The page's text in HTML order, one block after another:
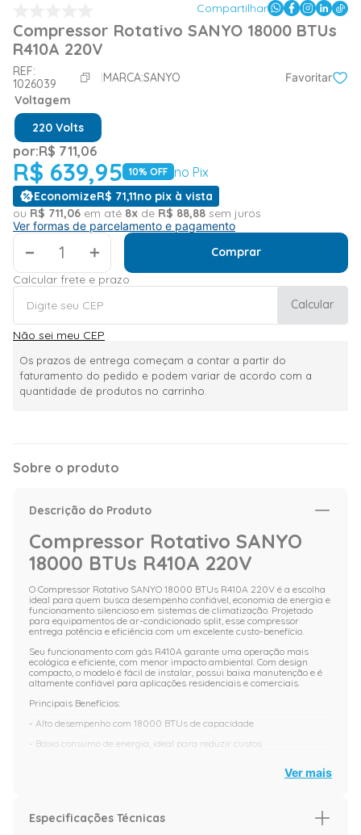
Compartilhar
Compressor Rotativo SANYO 18000 BTUs
R410A 220V
REF:
1026039
MARCA:SANYO Favoritar
Voltagem
220 Volts
por:R$ 711,06
R$ 639,95 10% OFF no Pix
EconomizeR$ 71,11no pix à vista
ou R$ 711,06 em até 8x de R$ 88,88 sem juros
Ver formas de parcelamento e pagamento
＋
Comprar
Calcular frete e prazo
Calcular
Não sei meu CEP
Os prazos de entrega começam a contar a partir do
faturamento do pedido e podem variar de acordo com a
quantidade de produtos no carrinho.
Sobre o produto
Descrição do Produto
Compressor Rotativo SANYO
18000 BTUs R410A 220V
O Compressor Rotativo SANYO 18000 BTUs R410A 220V é a escolha
ideal para quem busca desempenho confiável, economia de energia e
funcionamento silencioso em sistemas de climatização. Projetado
para equipamentos de ar-condicionado split, esse compressor
entrega potência e eficiência com um excelente custo-benefício.
Seu funcionamento com gás R410A garante uma operação mais
ecológica e eficiente, com menor impacto ambiental. Com design
compacto, o modelo é fácil de instalar, possui baixa manutenção e é
altamente confiável para aplicações residenciais e comerciais.
Principais Benefícios:
- Alto desempenho com 18000 BTUs de capacidade
- Baixo consumo de energia, ideal para reduzir custos
Especificações Técnicas:
Ver mais
Especificações Técnicas